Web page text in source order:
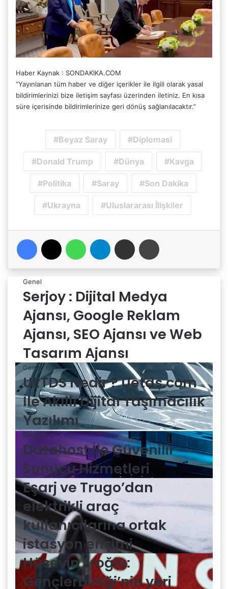
Haber Kaynak : SONDAKIKA.COM
“Yayınlanan tüm haber ve diğer içerikler ile ilgili olarak yasal
bildirimlerinizi bize iletişim sayfası üzerinden iletiniz. En kısa
süre içerisinde bildirimlerinize geri dönüş sağlanılacaktır.”
Beyaz Saray Diplomasi
Donald Trump Dünya Kavga
Politika Saray Son Dakika
Ukrayna Uluslararası İlişkiler
Facebook WhatsAppTelegram Email'den paylaş
Genel
Serjoy : Dijital Medya
Ajansı, Google Reklam
Ajansı, SEO Ajansı ve Web
Tasarım Ajansı
Genel
UETDS Nedir ? Uetds.com
İle Akıllı Dijital Taşımacılık
Yazılımı
Genel
Datahost İle Güvenilir
Sunucu Hizmetleri
Eşarj ve Trugo’dan
elektrikli araç
kullanıcılarına ortak
istasyon erişimi
Hüseyin Eroğlu:
Gençlerbirliği’nin yeri